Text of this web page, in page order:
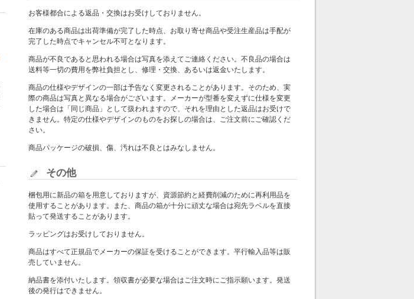
お客様都合による返品・交換はお受けしておりません。
在庫のある商品は出荷準備が完了した時点、お取り寄せ商品や受注生産品は手配が
完了した時点でキャンセル不可となります。
商品が不良であると思われる場合は写真を添えてご連絡ください。不良品の場合は
送料等一切の費用を弊社負担とし、修理・交換、あるいは返金いたします。
商品の仕様やデザインの一部は予告なく変更されることがあります。そのため、実
際の商品は写真と異なる場合がございます。メーカーが型番を変えずに仕様を変更
した場合は「同じ商品」として扱われますので、それを理由とした返品はお受けで
きません。特定の仕様やデザインのものをお探しの場合は、ご注文前にご確認くだ
さい。
商品パッケージの破損、傷、汚れは不良とはみなしません。
その他
梱包用に新品の箱を用意しておりますが、資源節約と経費削減のために再利用品を
使用することがあります。また、商品の箱が十分に頑丈な場合は宛先ラベルを直接
貼って発送することがあります。
ラッピングはお受けしておりません。
商品はすべて正規品でメーカーの保証を受けることができます。平行輸入品等は販
売していません。
納品書を添付いたします。領収書が必要な場合はご注文時にご指示願います。発送
後の発行はできません。